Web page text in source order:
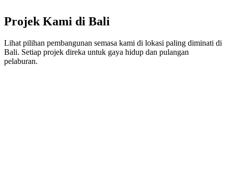
Projek Kami di Bali
Lihat pilihan pembangunan semasa kami di lokasi paling diminati di
Bali. Setiap projek direka untuk gaya hidup dan pulangan
pelaburan.